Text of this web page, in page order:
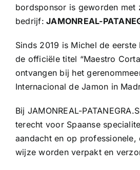
Leden
Clubinformatie
Het eerste
Organisatie
Sponsoren
bordsponsor is geworden met
bedrijf: JAMONREAL-
Sinds 2019 is Michel de
de officiële titel “Maestro
ontvangen bij het
Internacional de Jamon in
Bij JAMONREAL-
terecht voor Spaanse
aandacht en op professionele,
wijze worden verpakt en